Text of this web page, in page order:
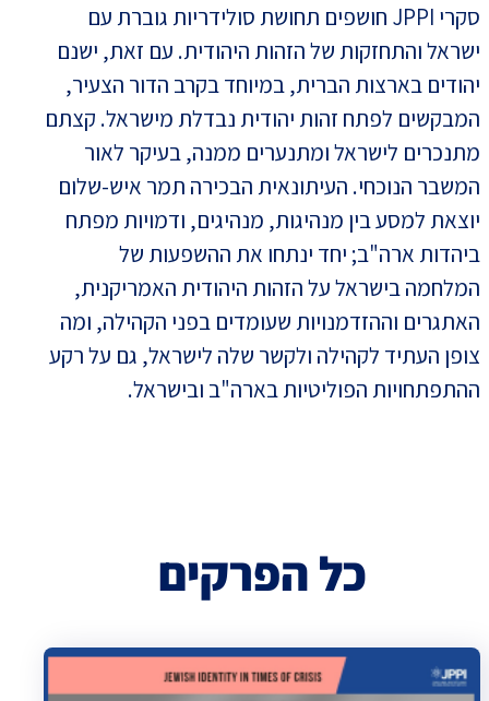
סקרי JPPI חושפים תחושת סולידריות גוברת עם
ישראל והתחזקות של הזהות היהודית. עם זאת, ישנם
יהודים בארצות הברית, במיוחד בקרב הדור הצעיר,
המבקשים לפתח זהות יהודית נבדלת מישראל. קצתם
מתנכרים לישראל ומתנערים ממנה, בעיקר לאור
המשבר הנוכחי. העיתונאית הבכירה תמר איש-שלום
יוצאת למסע בין מנהיגות, מנהיגים, ודמויות מפתח
ביהדות ארה"ב; יחד ינתחו את ההשפעות של
המלחמה בישראל על הזהות היהודית האמריקנית,
האתגרים וההזדמנויות שעומדים בפני הקהילה, ומה
צופן העתיד לקהילה ולקשר שלה לישראל, גם על רקע
ההתפתחויות הפוליטיות בארה"ב ובישראל.
כל הפרקים